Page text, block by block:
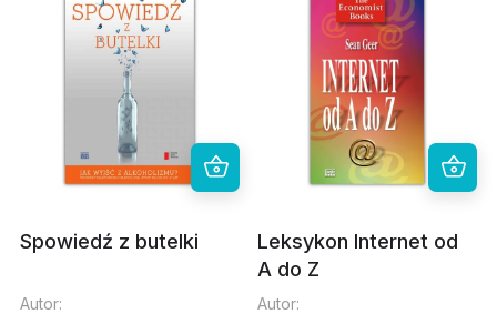
Spowiedź z butelki
Autor:
Leksykon Internet od
A do Z
Autor: